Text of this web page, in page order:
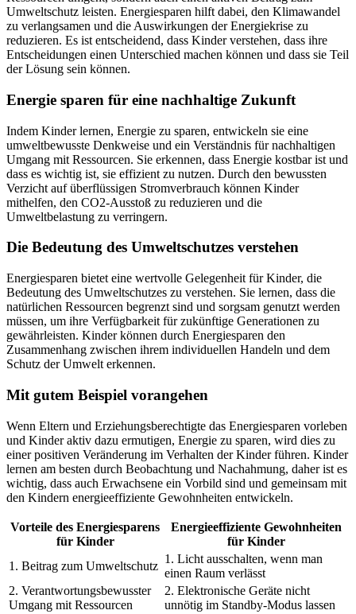
Umweltschutz leisten. Energiesparen hilft dabei, den Klimawandel
zu verlangsamen und die Auswirkungen der Energiekrise zu
reduzieren. Es ist entscheidend, dass Kinder verstehen, dass ihre
Entscheidungen einen Unterschied machen können und dass sie Teil
der Lösung sein können.
Energie sparen für eine nachhaltige Zukunft
Indem Kinder lernen, Energie zu sparen, entwickeln sie eine
umweltbewusste Denkweise und ein Verständnis für nachhaltigen
Umgang mit Ressourcen. Sie erkennen, dass Energie kostbar ist und
dass es wichtig ist, sie effizient zu nutzen. Durch den bewussten
Verzicht auf überflüssigen Stromverbrauch können Kinder
mithelfen, den CO2-Ausstoß zu reduzieren und die
Umweltbelastung zu verringern.
Die Bedeutung des Umweltschutzes verstehen
Energiesparen bietet eine wertvolle Gelegenheit für Kinder, die
Bedeutung des Umweltschutzes zu verstehen. Sie lernen, dass die
natürlichen Ressourcen begrenzt sind und sorgsam genutzt werden
müssen, um ihre Verfügbarkeit für zukünftige Generationen zu
gewährleisten. Kinder können durch Energiesparen den
Zusammenhang zwischen ihrem individuellen Handeln und dem
Schutz der Umwelt erkennen.
Mit gutem Beispiel vorangehen
Wenn Eltern und Erziehungsberechtigte das Energiesparen vorleben
und Kinder aktiv dazu ermutigen, Energie zu sparen, wird dies zu
einer positiven Veränderung im Verhalten der Kinder führen. Kinder
lernen am besten durch Beobachtung und Nachahmung, daher ist es
wichtig, dass auch Erwachsene ein Vorbild sind und gemeinsam mit
den Kindern energieeffiziente Gewohnheiten entwickeln.
Vorteile des Energiesparens
für Kinder
Energieeffiziente Gewohnheiten
für Kinder
1. Beitrag zum Umweltschutz
1. Licht ausschalten, wenn man
einen Raum verlässt
2. Verantwortungsbewusster
Umgang mit Ressourcen
2. Elektronische Geräte nicht
unnötig im Standby-Modus lassen